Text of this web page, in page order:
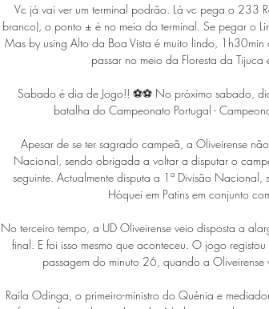
Vc já vai ver um terminal podrão. Lá vc pega o 233
branco), o ponto ± é no meio do terminal. Se pegar o
Mas by using Alto da Boa Vista é muito lindo,
passar no meio da Floresta da
Sabado é dia de Jogo!! ⚽⚽ No próximo
batalha do Campeonato Portugal -
Apesar de se ter sagrado campeã, a Oliveirense
Nacional, sendo obrigada a voltar a disputar o
seguinte. Actualmente disputa a 1ª Divisão
Hóquei em Patins em conjunto
No terceiro tempo, a UD Oliveirense veio disposta a
final. E foi isso mesmo que aconteceu. O jogo
passagem do minuto 26, quando a
Raila Odinga, o primeiro-ministro do Quénia e